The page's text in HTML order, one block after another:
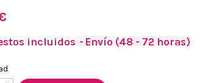
incluidos Envío (48 - 72 horas)